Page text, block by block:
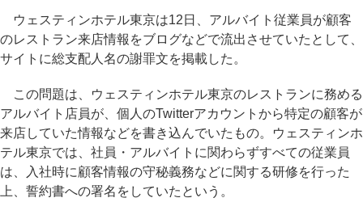
ウェスティンホテル東京は12日、アルバイト従業員が顧客
のレストラン来店情報をブログなどで流出させていたとして、
サイトに総支配人名の謝罪文を掲載した。
この問題は、ウェスティンホテル東京のレストランに務める
アルバイト店員が、個人のTwitterアカウントから特定の顧客が
来店していた情報などを書き込んでいたもの。ウェスティンホ
テル東京では、社員・アルバイトに関わらずすべての従業員
は、入社時に顧客情報の守秘義務などに関する研修を行った
上、誓約書への署名をしていたという。